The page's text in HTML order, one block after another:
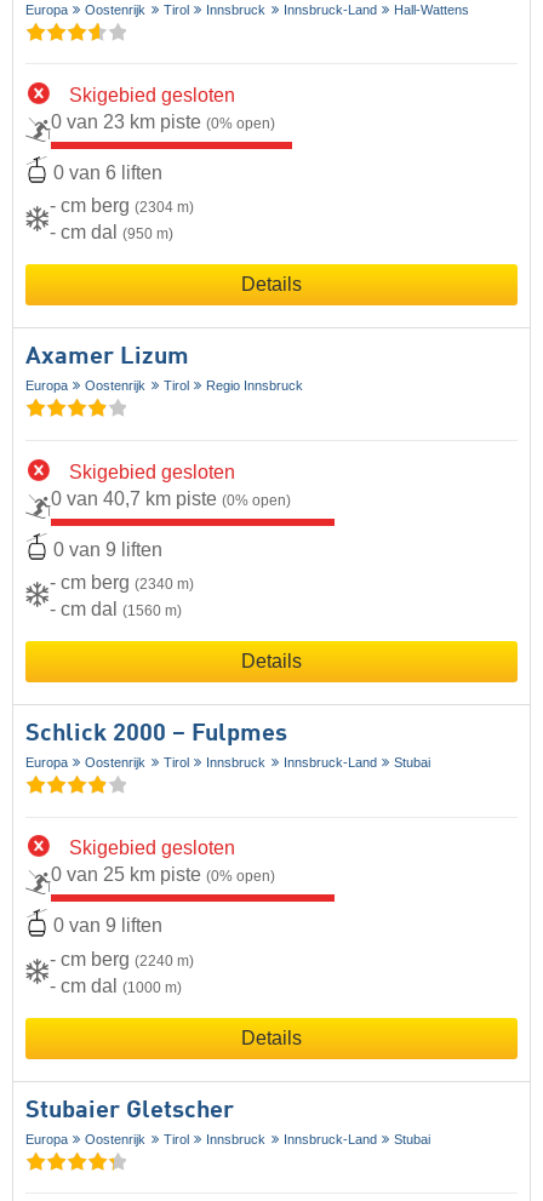
Europa Oostenrijk Tirol Innsbruck Innsbruck-Land Hall-Wattens
Skigebied gesloten
0 van 23 km piste (0% open)
0 van 6 liften
- cm berg (2304 m)
- cm dal (950 m)
Details
Axamer Lizum
Europa Oostenrijk Tirol Regio Innsbruck
Skigebied gesloten
0 van 40,7 km piste (0% open)
0 van 9 liften
- cm berg (2340 m)
- cm dal (1560 m)
Details
Schlick 2000 – Fulpmes
Europa Oostenrijk Tirol Innsbruck Innsbruck-Land Stubai
Skigebied gesloten
0 van 25 km piste (0% open)
0 van 9 liften
- cm berg (2240 m)
- cm dal (1000 m)
Details
Stubaier Gletscher
Europa Oostenrijk Tirol Innsbruck Innsbruck-Land Stubai